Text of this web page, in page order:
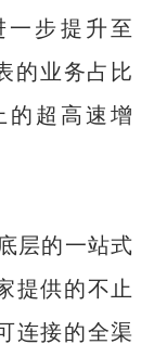
步提升至
的业务占比
的超高速增
层的一站式
提供的不止
连接的全渠